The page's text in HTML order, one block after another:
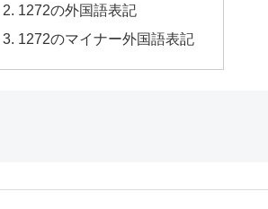
1272の外国語表記
1272のマイナー外国語表記